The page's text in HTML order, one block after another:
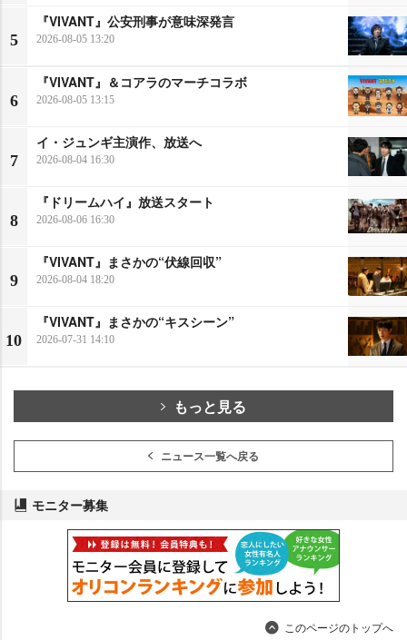
5
『VIVANT』公安刑事が意味深発言
2026-08-05 13:20
6
『VIVANT』＆コアラのマーチコラボ
2026-08-05 13:15
7
イ・ジュンギ主演作、放送へ
2026-08-04 16:30
8
『ドリームハイ』放送スタート
2026-08-06 16:30
9
『VIVANT』まさかの“伏線回収”
2026-08-04 18:20
10
『VIVANT』まさかの“キスシーン”
2026-07-31 14:10
もっと見る
ニュース一覧へ戻る
モニター募集
このページのトップへ